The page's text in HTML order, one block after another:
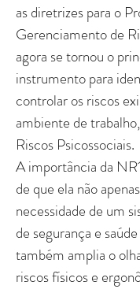
as diretrizes para o
Gerenciamento de
agora se tornou o
instrumento para
controlar os riscos
ambiente de
Riscos Psicossociais.
A importância da
de que ela não
necessidade de um
de segurança e
também amplia o
riscos físicos e